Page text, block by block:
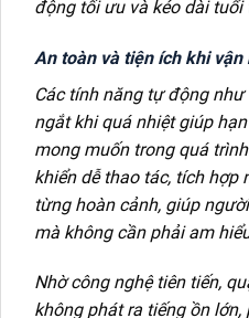
động tối ưu và kéo dài tuổi
An toàn và tiện ích khi vận
Các tính năng tự động
ngắt khi quá nhiệt giúp
mong muốn trong quá
khiển dễ thao tác, tích hợp
từng hoàn cảnh, giúp
mà không cần phải am
Nhờ công nghệ tiên tiến,
không phát ra tiếng ồn